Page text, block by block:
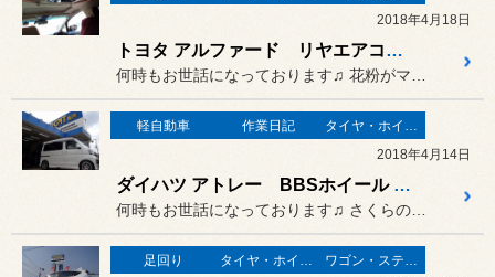
2018年4月18日
トヨタ アルファード リヤエアコンコントローラー取り付け♫
軽自動車 作業日記
タイヤ・ホイール
2018年4月14日
ダイハツ アトレー BBSホイール 取り付け♫
足回り タイヤ・ホイール
ワゴン・ステーションワゴン